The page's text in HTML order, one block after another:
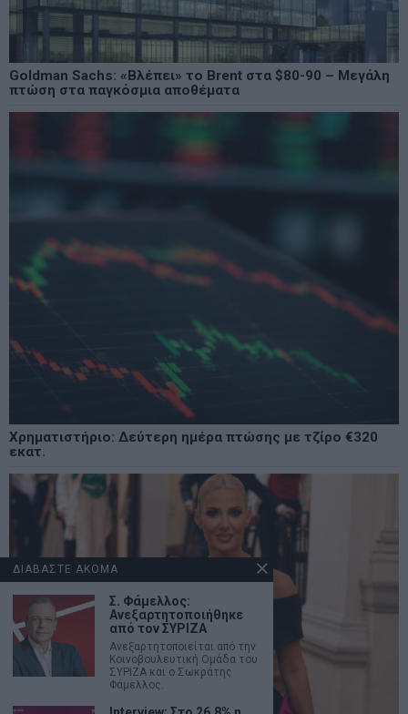
Goldman Sachs: «Βλέπει» το Brent στα $80-90 – Μεγάλη
πτώση στα παγκόσμια αποθέματα
Χρηματιστήριο: Δεύτερη ημέρα πτώσης με τζίρο €320
εκατ.
ΔΙΑΒΑΣΤΕ ΑΚΟΜΑ
Σ. Φάμελλος:
Ανεξαρτητοποιήθηκε
από τον ΣΥΡΙΖΑ
Ανεξαρτητοποιείται από την
Κοινοβουλευτική Ομάδα του
ΣΥΡΙΖΑ και ο Σωκράτης
Φάμελλος.